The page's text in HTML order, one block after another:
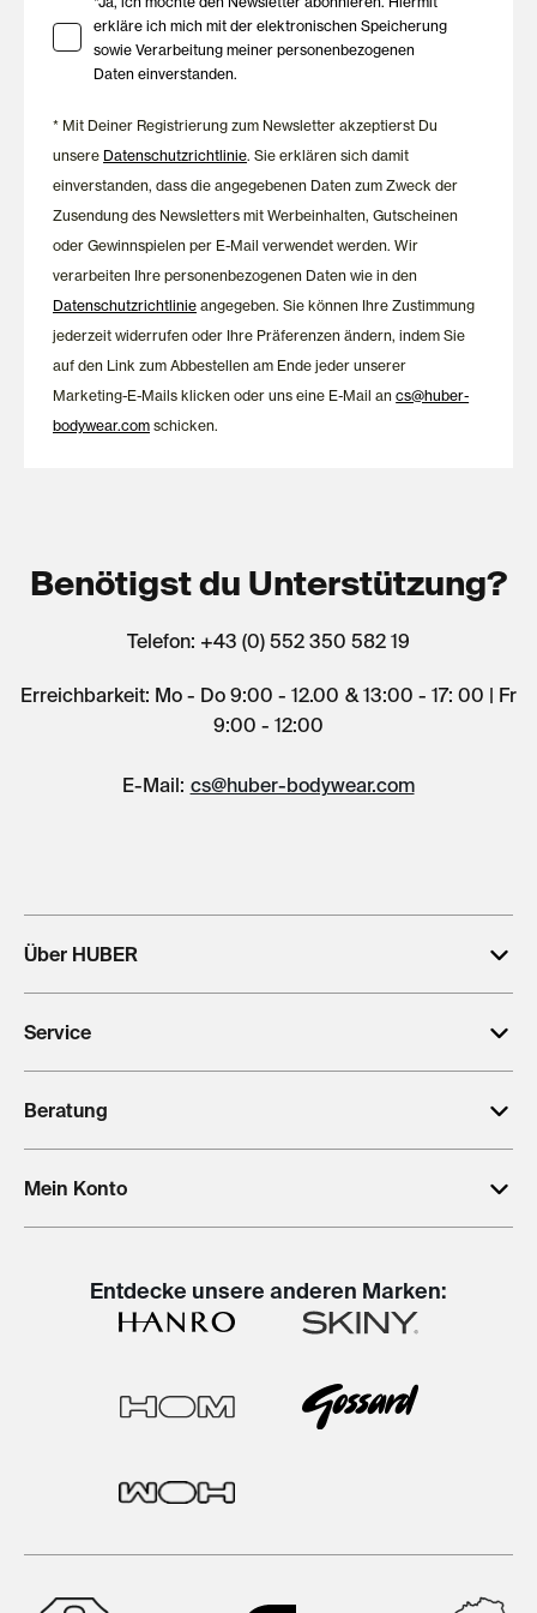
Qualität, Komfort und zeitloses Design zu vereinen. Die weiße
Baumwollunterwäsche überzeugt durch ihre langlebige
Verarbeitung und ihre vielseitigen Einsatzmöglichkeiten. So
lange Freude bereiten.
erkläre ich mich mit der elektronischen Speicherung
sowie Verarbeitung meiner personenbezogenen
Daten einverstanden.
* Mit Deiner Registrierung zum Newsletter akzeptierst Du
unsere Datenschutzrichtlinie. Sie erklären sich damit
einverstanden, dass die angegebenen Daten zum Zweck der
Zusendung des Newsletters mit Werbeinhalten, Gutscheinen
oder Gewinnspielen per E-Mail verwendet werden. Wir
verarbeiten Ihre personenbezogenen Daten wie in den
Datenschutzrichtlinie angegeben. Sie können Ihre Zustimmung
jederzeit widerrufen oder Ihre Präferenzen ändern, indem Sie
auf den Link zum Abbestellen am Ende jeder unserer
Marketing-E-Mails klicken oder uns eine E-Mail ancs@huber-
bodywear.com schicken.
Benötigst du Unterstützung?
Telefon: +43 (0) 552 350 582 19
Erreichbarkeit: Mo - Do 9:00 - 12.00 & 13:00 - 17: 00 | Fr
9:00 - 12:00
E-Mail: cs@huber-bodywear.com
Über HUBER
Service
Beratung
Mein Konto
Entdecke unsere anderen Marken: